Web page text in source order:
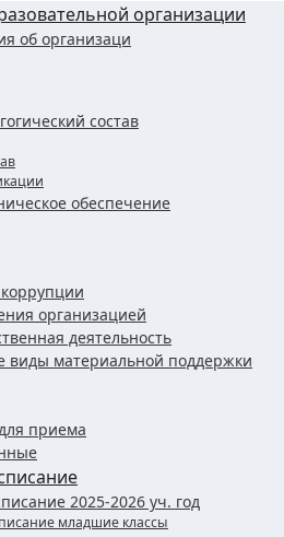
организации
об организаци
состав
обеспечение
организацией
деятельность
виды материальной поддержки
приема
2025-2026 уч. год
младшие классы